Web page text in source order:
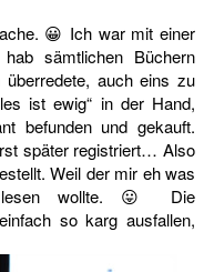
😀 Ich war mit einer
sämtlichen Büchern
auch eins zu
ist ewig“ in der Hand,
befunden und gekauft.
später registriert… Also
Weil der mir eh was
wollte. 😛 Die
so karg ausfallen,